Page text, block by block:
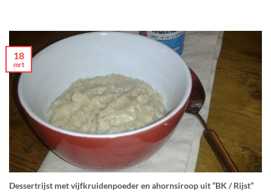
Dessertrijst met vijfkruidenpoeder en ahornsiroop uit “BK / Rijst”
18
mrt